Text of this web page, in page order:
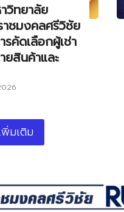
วิทยาลัย
าชมงคลศรีวิชัย
รคัดเลือกผู้เช่า
สินค้าและ
พิ่มเติม